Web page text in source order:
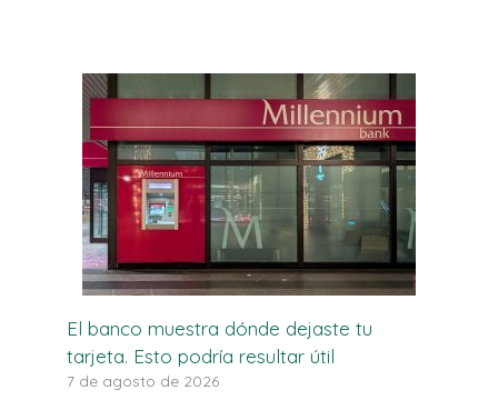
El banco muestra dónde dejaste tu
tarjeta. Esto podría resultar útil
7 de agosto de 2026